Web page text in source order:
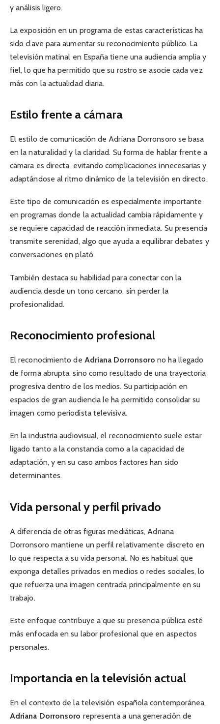
y análisis ligero.
La exposición en un programa de estas características ha
sido clave para aumentar su reconocimiento público. La
televisión matinal en España tiene una audiencia amplia y
fiel, lo que ha permitido que su rostro se asocie cada vez
más con la actualidad diaria.
Estilo frente a cámara
El estilo de comunicación de Adriana Dorronsoro se basa
en la naturalidad y la claridad. Su forma de hablar frente a
cámara es directa, evitando complicaciones innecesarias y
adaptándose al ritmo dinámico de la televisión en directo.
Este tipo de comunicación es especialmente importante
en programas donde la actualidad cambia rápidamente y
se requiere capacidad de reacción inmediata. Su presencia
transmite serenidad, algo que ayuda a equilibrar debates y
conversaciones en plató.
También destaca su habilidad para conectar con la
audiencia desde un tono cercano, sin perder la
profesionalidad.
Reconocimiento profesional
El reconocimiento de Adriana Dorronsoro no ha llegado
de forma abrupta, sino como resultado de una trayectoria
progresiva dentro de los medios. Su participación en
espacios de gran audiencia le ha permitido consolidar su
imagen como periodista televisiva.
En la industria audiovisual, el reconocimiento suele estar
ligado tanto a la constancia como a la capacidad de
adaptación, y en su caso ambos factores han sido
determinantes.
Vida personal y perfil privado
A diferencia de otras figuras mediáticas, Adriana
Dorronsoro mantiene un perfil relativamente discreto en
lo que respecta a su vida personal. No es habitual que
exponga detalles privados en medios o redes sociales, lo
que refuerza una imagen centrada principalmente en su
trabajo.
Este enfoque contribuye a que su presencia pública esté
más enfocada en su labor profesional que en aspectos
personales.
Importancia en la televisión actual
En el contexto de la televisión española contemporánea,
Adriana Dorronsoro representa a una generación de